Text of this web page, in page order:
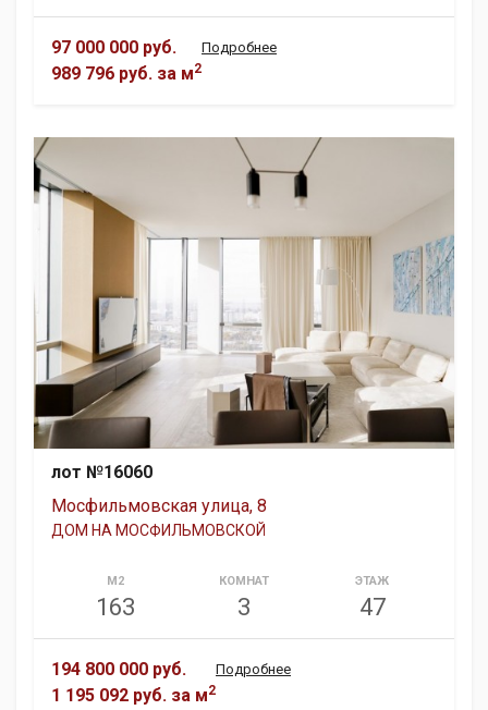
97 000 000 руб.
989 796 руб. за м2
Подробнее
лот №16060
Мосфильмовская улица, 8
ДОМ НА МОСФИЛЬМОВСКОЙ
М2
163
КОМНАТ
3
ЭТАЖ
47
194 800 000 руб.
1 195 092 руб. за м2
Подробнее